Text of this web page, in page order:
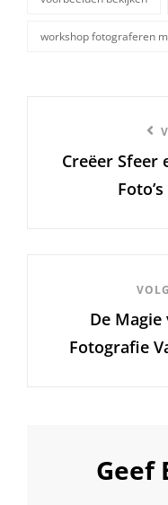
workshop fotograferen
bericht
Creëer Sfeer
BerichtDe Magie
Fotografie
Geef